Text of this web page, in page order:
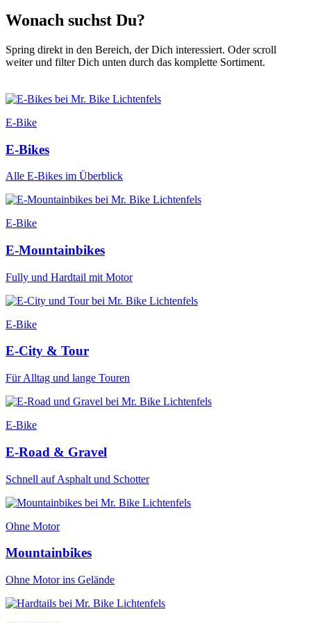
Wonach suchst Du?
Spring direkt in den Bereich, der Dich interessiert. Oder scroll
weiter und filter Dich unten durch das komplette Sortiment.
E-Bike
E-Bikes
Alle E-Bikes im Überblick
E-Bike
E-Mountainbikes
Fully und Hardtail mit Motor
E-Bike
E-City & Tour
Für Alltag und lange Touren
E-Bike
E-Road & Gravel
Schnell auf Asphalt und Schotter
Ohne Motor
Mountainbikes
Ohne Motor ins Gelände